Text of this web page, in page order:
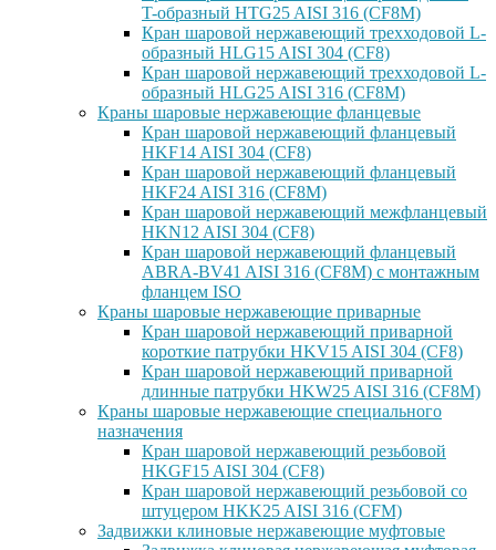
T-образный HTG25 AISI 316 (CF8M)
Кран шаровой нержавеющий трехходовой L-
образный HLG15 AISI 304 (CF8)
Кран шаровой нержавеющий трехходовой L-
образный HLG25 AISI 316 (CF8M)
Краны шаровые нержавеющие фланцевые
Кран шаровой нержавеющий фланцевый
HKF14 AISI 304 (CF8)
Кран шаровой нержавеющий фланцевый
HKF24 AISI 316 (CF8M)
Кран шаровой нержавеющий межфланцевый
HKN12 AISI 304 (CF8)
Кран шаровой нержавеющий фланцевый
ABRA-BV41 AISI 316 (CF8M) с монтажным
фланцем ISO
Краны шаровые нержавеющие приварные
Кран шаровой нержавеющий приварной
короткие патрубки HKV15 AISI 304 (CF8)
Кран шаровой нержавеющий приварной
длинные патрубки HKW25 AISI 316 (CF8M)
Краны шаровые нержавеющие специального
назначения
Кран шаровой нержавеющий резьбовой
HKGF15 AISI 304 (CF8)
Кран шаровой нержавеющий резьбовой со
штуцером HKK25 AISI 316 (CFM)
Задвижки клиновые нержавеющие муфтовые